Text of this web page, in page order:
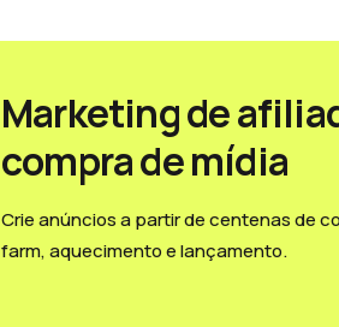
Marketing de
compra de mídia
Crie anúncios a partir de centenas de
farm, aquecimento e lançamento.